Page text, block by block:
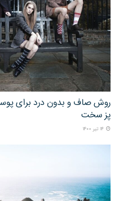
روش صاف و بدون درد برای
پز سخت